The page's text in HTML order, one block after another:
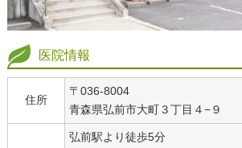
医院情報
住所
〒036-8004
青森県弘前市大町３丁目４−９
弘前駅より徒歩5分